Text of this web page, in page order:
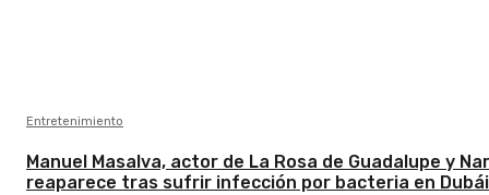
Entretenimiento
Manuel Masalva, actor de La Rosa de Guadalupe y
reaparece tras sufrir infección por bacteria en Dubái